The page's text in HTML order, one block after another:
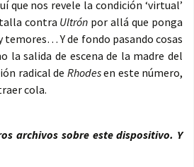
que nos revele la condición ‘virtual’
contra Ultrón por allá que ponga
temores… Y de fondo pasando cosas
la salida de escena de la madre del
radical de Rhodesen este número,
cola.
archivos sobre este dispositivo. Y